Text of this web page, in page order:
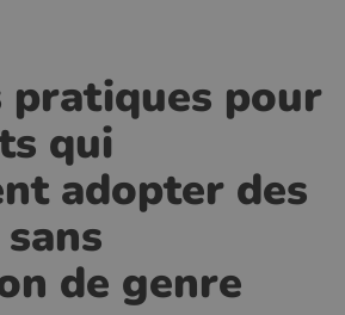
pratiques pour
qui
adopter des
de genre